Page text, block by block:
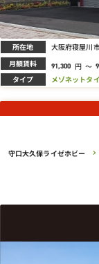
所在地 大阪府寝屋川
月額賃料 91,300 円 ～
タイプ メゾネットタ
守口大久保ライゼホビー